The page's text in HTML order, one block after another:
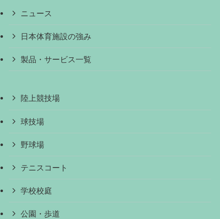
ニュース
日本体育施設の強み
製品・サービス一覧
陸上競技場
球技場
野球場
テニスコート
学校校庭
公園・歩道